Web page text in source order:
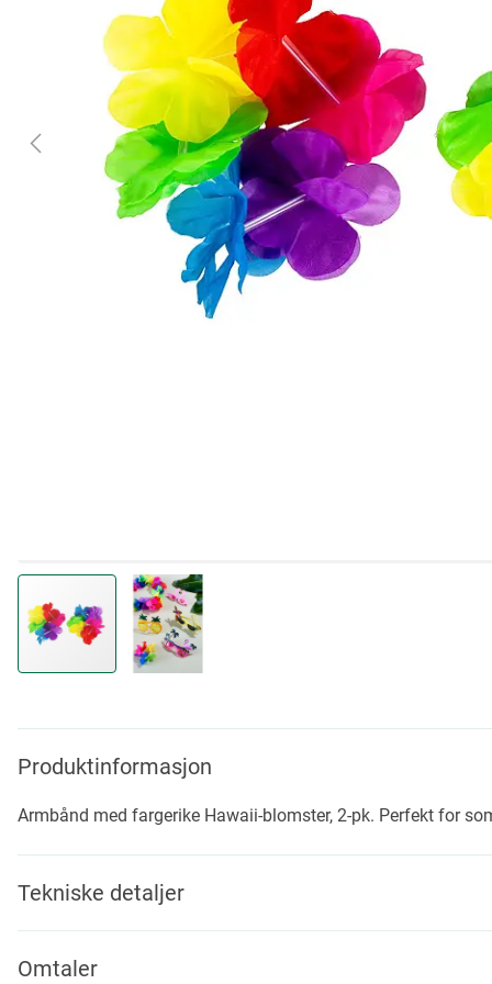
the
beginning
the
gallery
Produktinformasjon
Armbånd med fargerike Hawaii-blomster, 2-pk. Perfekt for
Tekniske detaljer
Omtaler